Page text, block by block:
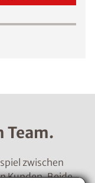
Team.
zwischen
Kunden. Beide